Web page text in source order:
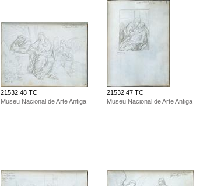
21532.48 TC
Museu Nacional de Arte Antiga
21532.47 TC
Museu Nacional de Arte Antiga